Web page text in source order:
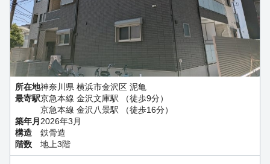
所在地神奈川県 横浜市金沢区 泥亀
最寄駅京急本線 金沢文庫駅 （徒歩9分）
京急本線 金沢八景駅 （徒歩16分）
築年月2026年3月
構造
鉄骨造
階数
地上3階